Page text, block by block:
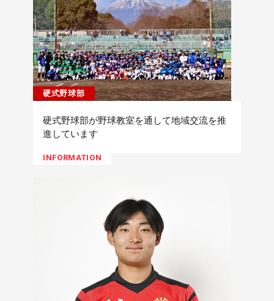
硬式野球部
硬式野球部が野球教室を通して地域交流を推
進しています
INFORMATION